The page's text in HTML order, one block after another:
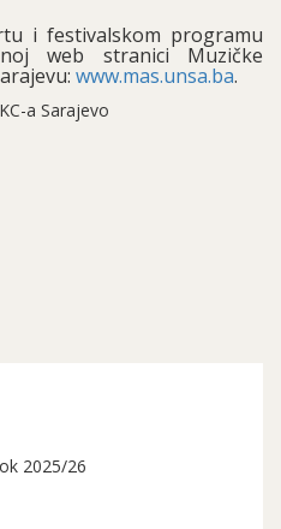
i festivalskom programu
web stranici Muzičke
www.mas.unsa.ba.
a Sarajevo
2025/26